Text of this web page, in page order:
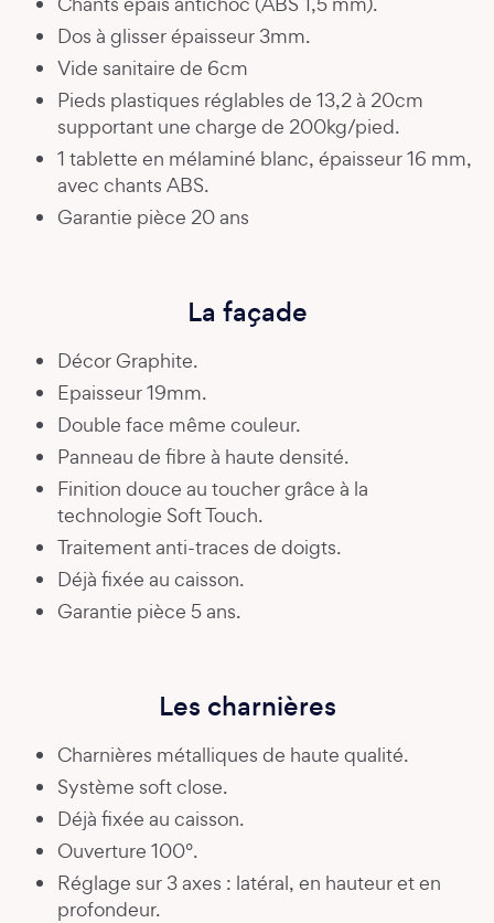
Dos à glisser épaisseur 3mm.
Vide sanitaire de 6cm
Pieds plastiques réglables de 13,2 à 20cm
supportant une charge de 200kg/pied.
1 tablette en mélaminé blanc, épaisseur 16 mm,
avec chants ABS.
Garantie pièce 20 ans
La façade
Décor Graphite.
Epaisseur 19mm.
Double face même couleur.
Panneau de fibre à haute densité.
Finition douce au toucher grâce à la
technologie Soft Touch.
Traitement anti-traces de doigts.
Déjà fixée au caisson.
Garantie pièce 5 ans.
Les charnières
Charnières métalliques de haute qualité.
Système soft close.
Déjà fixée au caisson.
Ouverture 100°.
Réglage sur 3 axes : latéral, en hauteur et en
profondeur.